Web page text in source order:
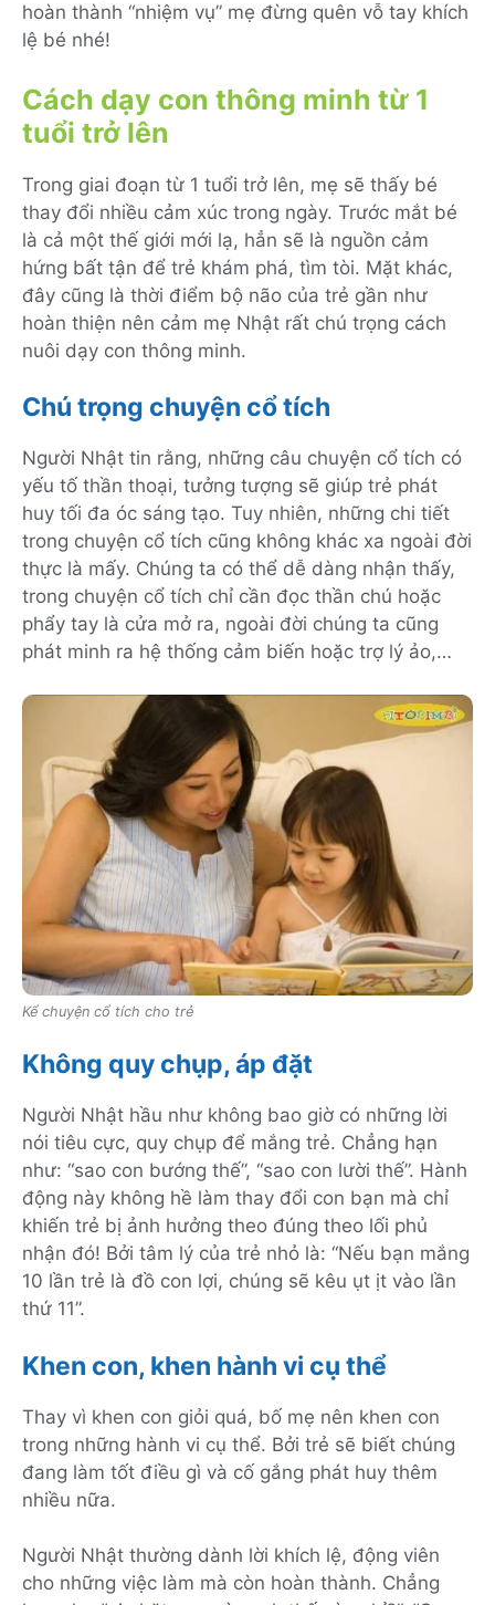
hoàn thành “nhiệm vụ” mẹ đừng quên vỗ tay khích
lệ bé nhé!
Cách dạy con thông minh từ 1
tuổi trở lên
Trong giai đoạn từ 1 tuổi trở lên, mẹ sẽ thấy bé
thay đổi nhiều cảm xúc trong ngày. Trước mắt bé
là cả một thế giới mới lạ, hẳn sẽ là nguồn cảm
hứng bất tận để trẻ khám phá, tìm tòi. Mặt khác,
đây cũng là thời điểm bộ não của trẻ gần như
hoàn thiện nên cảm mẹ Nhật rất chú trọng cách
nuôi dạy con thông minh.
Chú trọng chuyện cổ tích
Người Nhật tin rằng, những câu chuyện cổ tích có
yếu tố thần thoại, tưởng tượng sẽ giúp trẻ phát
huy tối đa óc sáng tạo. Tuy nhiên, những chi tiết
trong chuyện cổ tích cũng không khác xa ngoài đời
thực là mấy. Chúng ta có thể dễ dàng nhận thấy,
trong chuyện cổ tích chỉ cần đọc thần chú hoặc
phẩy tay là cửa mở ra, ngoài đời chúng ta cũng
phát minh ra hệ thống cảm biến hoặc trợ lý ảo,…
Kể chuyện cổ tích cho trẻ
Không quy chụp, áp đặt
Người Nhật hầu như không bao giờ có những lời
nói tiêu cực, quy chụp để mắng trẻ. Chẳng hạn
như: “sao con bướng thế”, “sao con lười thế”. Hành
động này không hề làm thay đổi con bạn mà chỉ
khiến trẻ bị ảnh hưởng theo đúng theo lối phủ
nhận đó! Bởi tâm lý của trẻ nhỏ là: “Nếu bạn mắng
10 lần trẻ là đồ con lợi, chúng sẽ kêu ụt ịt vào lần
thứ 11”.
Khen con, khen hành vi cụ thể
Thay vì khen con giỏi quá, bố mẹ nên khen con
trong những hành vi cụ thể. Bởi trẻ sẽ biết chúng
đang làm tốt điều gì và cố gắng phát huy thêm
nhiều nữa.
Người Nhật thường dành lời khích lệ, động viên
cho những việc làm mà còn hoàn thành. Chẳng